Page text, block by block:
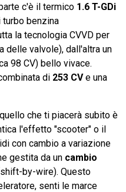
c'è il termico 1.6 T-GDi
turbo benzina
la tecnologia CVVD per
delle valvole), dall'altra un
98 CV) bello vivace.
di 253 CVe una
che ti piacerà subito è
l'effetto "scooter" o il
con cambio a variazione
gestita da un cambio
by-wire). Questo
senti le marce